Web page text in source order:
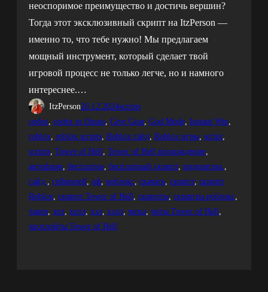
неоспоримое преимущество и достичь вершин?
Тогда этот эксклюзивный скрипт на ItzPerson —
именно то, что тебе нужно! Мы предлагаем
мощный инструмент, который сделает твой
игровой процесс не только легче, но и намного
интереснее.…
ItzPerson26.12.2024scripts
codex, codex to fluxus, Give Gear, God Mode, Instant Win
roblox, roblox scripts, Roblox гайд, Roblox игры, script
scripts, Tower of Hell, Tower of Hell прохождение
автофарм, бесплатно, бесплатный скрипт, видеоигры.
гайд., геймплей, оф, роблокс, скачать, скрипт, скрипт
Roblox, скрипт Tower of Hell, скрипты, скрипты роблокс
тавер, хел, хелл, хэл, хэлл, читы, читы Tower of Hell
эксплойты Tower of Hell